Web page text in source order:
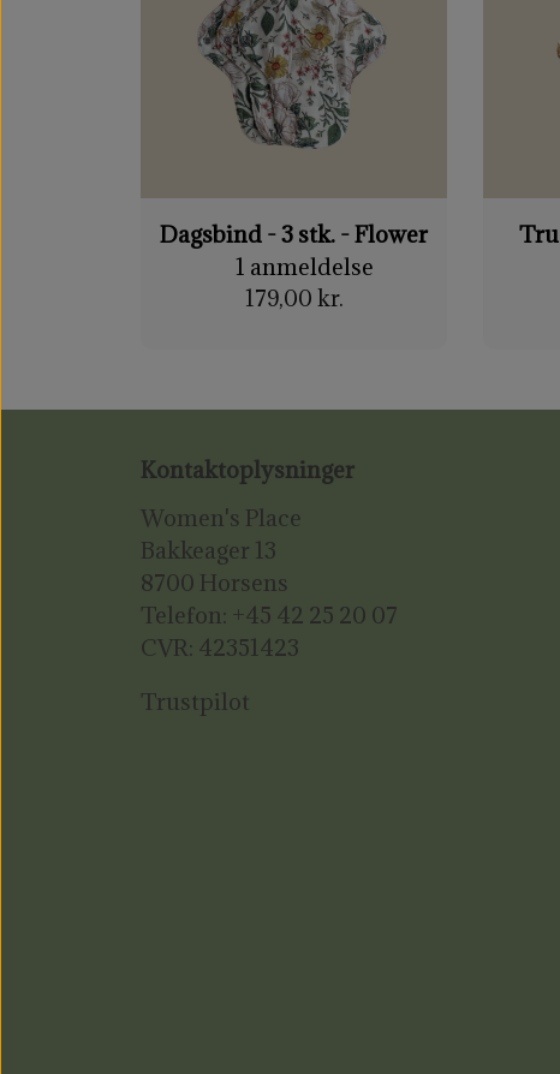
Dagsbind - 3 stk. - Flower
1 anmeldelse
179,00 kr.
Kontaktoplysninger
Women's Place
Bakkeager 13
8700 Horsens
Telefon: +45 42 25 20 07
CVR: 42351423
Trustpilot